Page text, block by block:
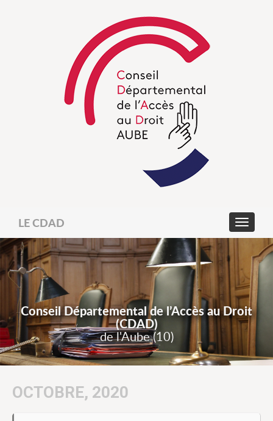
LE CDAD
Conseil Départemental de l’Accès au Droit
(CDAD)
de l'Aube (10)
OCTOBRE, 2020